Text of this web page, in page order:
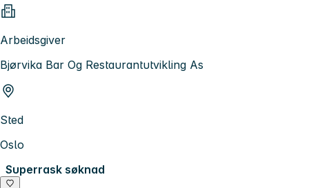
Arbeidsgiver
Bjørvika Bar Og Restaurantutvikling As
Sted
Oslo
Superrask søknad